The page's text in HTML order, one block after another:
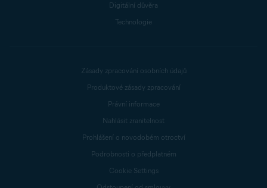
Digitální důvěra
Technologie
Zásady zpracování osobních údajů
Produktové zásady zpracování
Právní informace
Nahlásit zranitelnost
Prohlášení o novodobém otroctví
Podrobnosti o předplatném
Cookie Settings